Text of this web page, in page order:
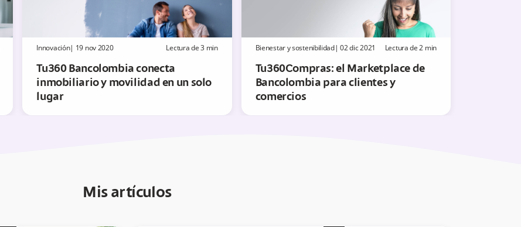
Innovación| 19 nov 2020 Lectura de3 min
Tu360 Bancolombia conecta
inmobiliario y movilidad en un solo
lugar
Bienestar y sostenibilidad| 02 dic 2021 Lectura de2 min
Tu360Compras: el Marketplace de
Bancolombia para clientes y
comercios
Mis artículos